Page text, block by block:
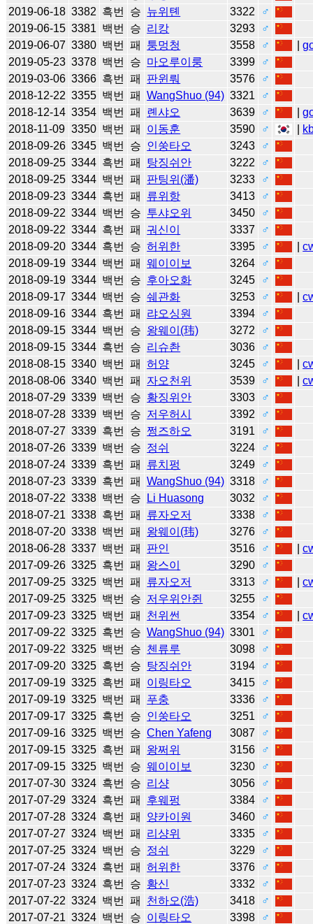
2019-06-18 3382 흑번 승 뉴위톈 3322
♂
2019-06-15 3381 백번 승 리캉 3293
♂
2019-06-07 3380 백번 패 퉁멍청 3558 ♂ |
2019-05-23 3378 백번 승 마오루이룽 3399
♂
2019-03-06 3366 흑번 패 판윈뤄 3576
♂
2018-12-22 3355 백번 패 WangShuo (94) 3321
♂
2018-12-14 3354 백번 패 롄샤오 3639 ♂ |
2018-11-09 3350 백번 패 이동훈 3590 ♂
2018-09-26 3345 백번 승 인쑹타오 3243
♂
2018-09-25 3344 흑번 패 탕징쉬안 3222
♂
2018-09-25 3344 백번 패 판팅위(潘) 3233
♂
2018-09-23 3344 흑번 패 류위항 3413
♂
2018-09-22 3344 백번 승 투샤오위 3450
♂
2018-09-22 3344 흑번 패 궈신이 3337
♂
2018-09-20 3344 흑번 승 허위한 3395 ♂ |
2018-09-19 3344 백번 패 웨이이보 3264
♂
2018-09-19 3344 백번 승 후아오화 3245
♂
2018-09-17 3344 백번 승 쉐관화 3253 ♂ |
2018-09-16 3344 흑번 패 랴오싱원 3394
♂
2018-09-15 3344 백번 승 왕웨이(玮) 3272
♂
2018-09-15 3344 흑번 승 리슈촨 3036
♂
2018-08-15 3340 백번 패 허양 3245 ♂ |
2018-08-06 3340 백번 패 자오천위 3539 ♂ |
2018-07-29 3339 백번 승 황징위안 3303
♂
2018-07-28 3339 백번 승 저우허시 3392
♂
2018-07-27 3339 흑번 승 쩡즈하오 3191
♂
2018-07-26 3339 백번 승 정쉬 3224
♂
2018-07-24 3339 흑번 패 류치펑 3249
♂
2018-07-23 3339 흑번 패 WangShuo (94) 3318
♂
2018-07-22 3338 백번 승 Li Huasong 3032
♂
2018-07-21 3338 흑번 패 류자오저 3338
♂
2018-07-20 3338 백번 패 왕웨이(玮) 3276
♂
2018-06-28 3337 백번 패 판인 3516 ♂ |
2017-09-26 3325 흑번 패 왕스이 3290
♂
2017-09-25 3325 백번 패 류자오저 3313 ♂ |
2017-09-25 3325 백번 승 저우위안쥔 3255
♂
2017-09-23 3325 백번 패 천위썬 3354 ♂ |
2017-09-22 3325 흑번 승 WangShuo (94) 3301
♂
2017-09-22 3325 백번 승 첸류루 3098
♂
2017-09-20 3325 흑번 승 탕징쉬안 3194
♂
2017-09-19 3325 흑번 패 이링타오 3415
♂
2017-09-19 3325 백번 패 푸충 3336
♂
2017-09-17 3325 흑번 승 인쑹타오 3251
♂
2017-09-16 3325 백번 승 Chen Yafeng 3087
♂
2017-09-15 3325 흑번 패 왕쩌위 3156
♂
2017-09-15 3325 백번 승 웨이이보 3230
♂
2017-07-30 3324 흑번 승 리샹 3056
♂
2017-07-29 3324 흑번 패 후웨펑 3384
♂
2017-07-28 3324 흑번 패 양카이원 3460
♂
2017-07-27 3324 백번 패 리샹위 3335
♂
2017-07-25 3324 백번 승 정쉬 3229
♂
2017-07-24 3324 흑번 패 허위한 3376
♂
2017-07-23 3324 흑번 승 황신 3332
♂
2017-07-22 3324 백번 패 천하오(浩) 3418
♂
2017-07-21 3324 백번 승 이링타오 3398
♂